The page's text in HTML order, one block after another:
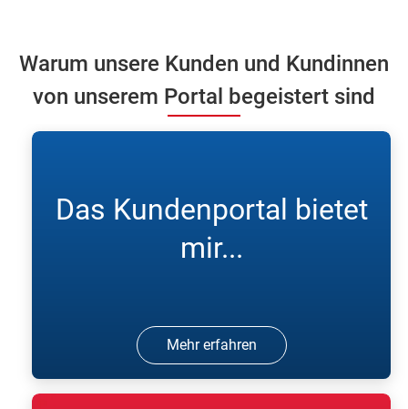
Warum unsere Kunden und Kundinnen
von unserem Portal begeistert sind
Das Kundenportal bietet
mir...
Mehr erfahren